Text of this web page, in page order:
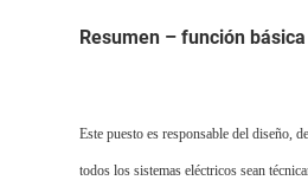
Resumen – función
Este puesto es responsable del diseño,
todos los sistemas eléctricos sean